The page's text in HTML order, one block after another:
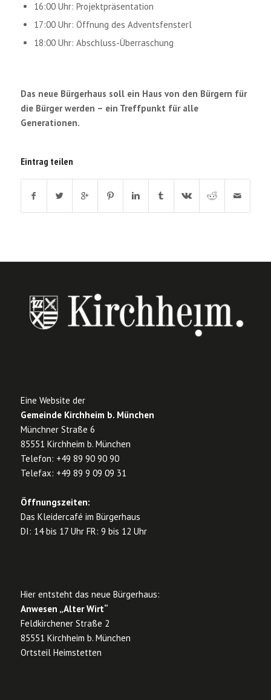
16:00 Uhr: Projektpräsentation
17:00 Uhr: Öffnung des Adventsfensterl
18:00 Uhr: Abschluss-Überraschung
Das neue Bürgerhaus soll ein Haus von den Bürgern für
die Bürger werden – ein Treffpunkt für alle
Generationen.
Eintrag teilen
Eine Website der
Gemeinde Kirchheim b. München
Münchner Straße 6
85551 Kirchheim b. München
Telefon: +49 89 90 90 90
Telefax: +49 89 9 09 09 31
Öffnungszeiten:
Das Kleidercafé im Bürgerhaus
DI: 14 bis 17 Uhr FR: 9 bis 12 Uhr
Hier entsteht das neue Bürgerhaus:
Anwesen „Alter Wirt“
Feldkirchener Straße 2
85551 Kirchheim b. München
Ortsteil Heimstetten